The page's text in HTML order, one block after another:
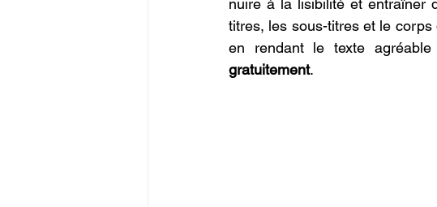
nuire à la lisibilité et entraîner
titres, les sous-titres et le
en rendant le texte
gratuitement.